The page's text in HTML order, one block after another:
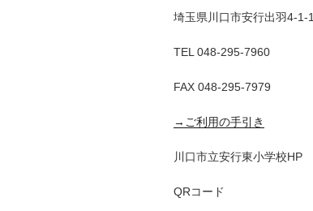
埼玉県川口市安行出羽4-1-1
TEL 048-295-7960
FAX 048-295-7979
→ご利用の手引き
川口市立安行東小学校HP
QRコード